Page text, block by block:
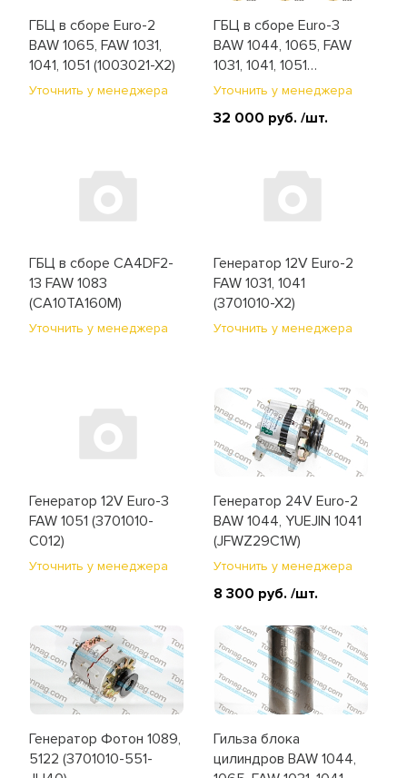
ГБЦ в сборе Euro-2
BAW 1065, FAW 1031,
1041, 1051 (1003021-X2)
Уточнить у менеджера
ГБЦ в сборе Euro-3
BAW 1044, 1065, FAW
1031, 1041, 1051
(1003021-55D)
Уточнить у менеджера
32 000 руб. /шт.
ГБЦ в сборе СA4DF2-
13 FAW 1083
(CA10TA160M)
Уточнить у менеджера
Генератор 12V Euro-2
FAW 1031, 1041
(3701010-X2)
Уточнить у менеджера
Генератор 12V Euro-3
FAW 1051 (3701010-
C012)
Уточнить у менеджера
Генератор 24V Euro-2
BAW 1044, YUEJIN 1041
(JFWZ29C1W)
Уточнить у менеджера
8 300 руб. /шт.
Генератор Фотон 1089,
5122 (3701010-551-
Гильза блока
цилиндров BAW 1044,